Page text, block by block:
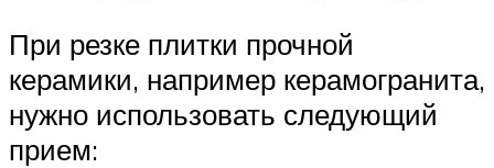
При резке плитки прочной
керамики, например керамогранита,
нужно использовать следующий
прием: